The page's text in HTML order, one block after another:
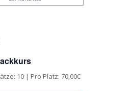
10 | Pro Platz: 70,00€